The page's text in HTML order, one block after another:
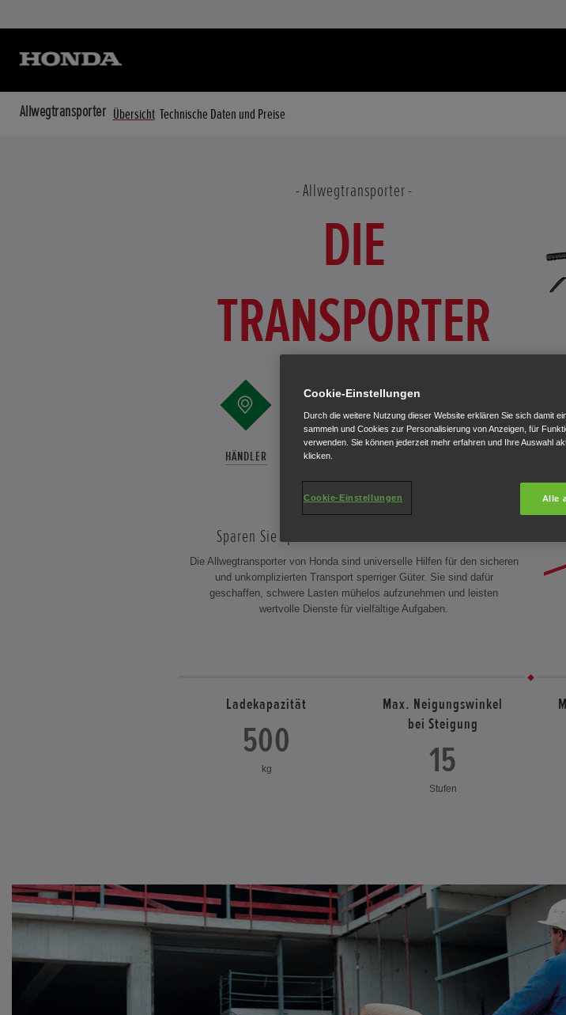
Allwegtransporter Übersicht Technische Daten und Preise
Allwegtransporter
DIE
TRANSPORTER
HÄNDLER E-BROCHURE
Sparen Sie spielend leicht Zeit und Arbeitskraft
Die Allwegtransporter von Honda sind universelle Hilfen für den sicheren
und unkomplizierten Transport sperriger Güter. Sie sind dafür
geschaffen, schwere Lasten mühelos aufzunehmen und leisten
wertvolle Dienste für vielfältige Aufgaben.
Ladekapazität
500
kg
Max. Neigungswinkel
bei Steigung
15
Stufen
Cookie-Einstellungen
Durch die weitere Nutzung dieser Website erklären Sie sich damit
sammeln und Cookies zur Personalisierung von Anzeigen, für
verwenden. Sie können jederzeit mehr erfahren und Ihre Auswahl
klicken.
Alle
Cookie-Einstellungen